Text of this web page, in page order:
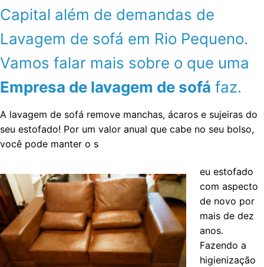
Capital além de demandas de
Lavagem de sofá em Rio Pequeno.
Vamos falar mais sobre o que uma
Empresa de lavagem de sofá faz.
A lavagem de sofá remove manchas, ácaros e sujeiras do
seu estofado! Por um valor anual que cabe no seu bolso,
você pode manter o s
eu estofado
com aspecto
de novo por
mais de dez
anos.
Fazendo a
higienização